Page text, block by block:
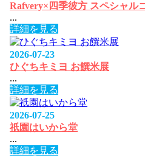
Rafvery×四季彼方 スペシャル
...
詳細を見る
2026-07-23
ひぐちキミヨ お饌米展
...
詳細を見る
2026-07-25
祇園はいから堂
...
詳細を見る